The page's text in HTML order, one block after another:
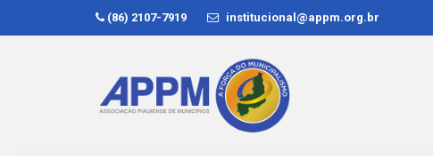
(86) 2107-7919 institucional@appm.org.br